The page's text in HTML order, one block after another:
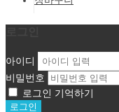
아이디
비밀번호
로그인 기억하기